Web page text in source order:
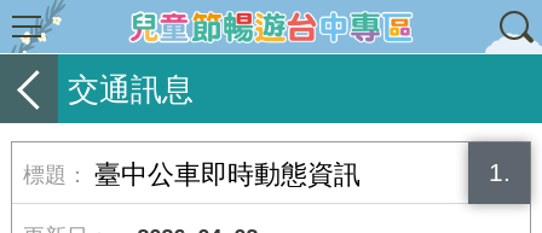
交通訊息
1.
臺中公車即時動態資訊